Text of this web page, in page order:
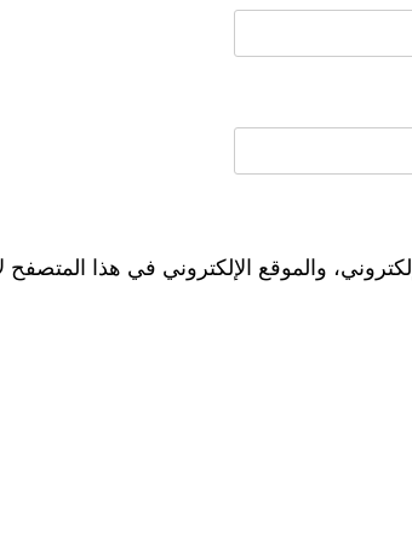
والموقع الإلكتروني في هذا المتصفح